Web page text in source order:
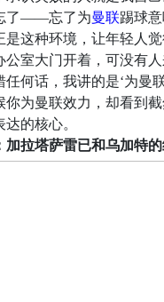
了——忘了为曼联踢球
是这种环境，让年轻人
公室大门开着，可没有
任何话，我讲的是‘为曼
你为曼联效力，却看到
达的核心。
加拉塔萨雷已和乌加特